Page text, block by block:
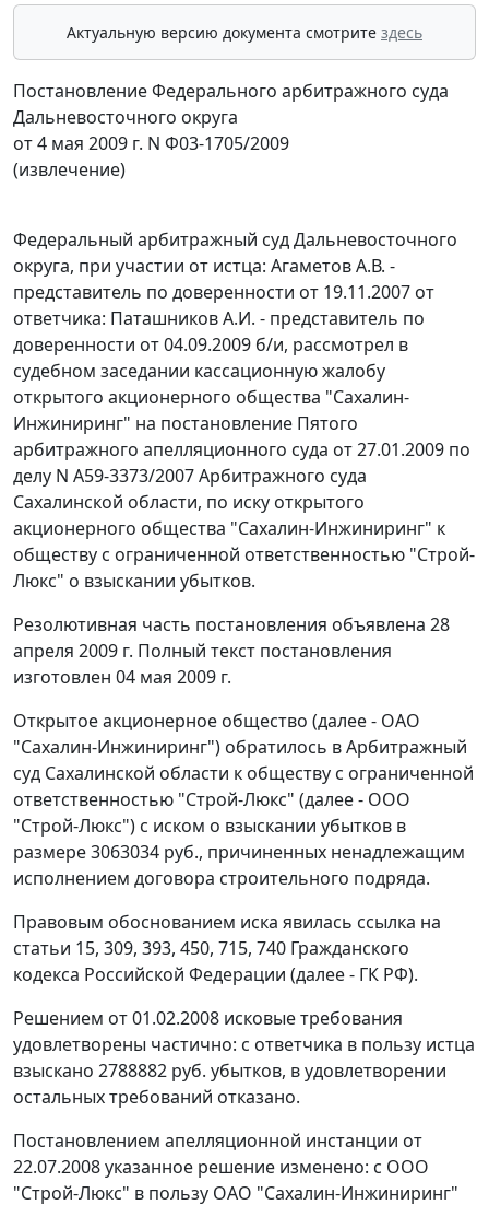
Актуальную версию документа смотрите здесь
Постановление Федерального арбитражного суда
Дальневосточного округа
от 4 мая 2009 г. N Ф03-1705/2009
(извлечение)
Федеральный арбитражный суд Дальневосточного
округа, при участии от истца: Агаметов А.В. -
представитель по доверенности от 19.11.2007 от
ответчика: Паташников А.И. - представитель по
доверенности от 04.09.2009 б/и, рассмотрел в
судебном заседании кассационную жалобу
открытого акционерного общества "Сахалин-
Инжиниринг" на постановление Пятого
арбитражного апелляционного суда от 27.01.2009 по
делу N А59-3373/2007 Арбитражного суда
Сахалинской области, по иску открытого
акционерного общества "Сахалин-Инжиниринг" к
обществу с ограниченной ответственностью "Строй-
Люкс" о взыскании убытков.
Резолютивная часть постановления объявлена 28
апреля 2009 г. Полный текст постановления
изготовлен 04 мая 2009 г.
Открытое акционерное общество (далее - ОАО
"Сахалин-Инжиниринг") обратилось в Арбитражный
суд Сахалинской области к обществу с ограниченной
ответственностью "Строй-Люкс" (далее - ООО
"Строй-Люкс") с иском о взыскании убытков в
размере 3063034 руб., причиненных ненадлежащим
исполнением договора строительного подряда.
Правовым обоснованием иска явилась ссылка на
статьи 15, 309, 393, 450, 715, 740 Гражданского
кодекса Российской Федерации (далее - ГК РФ).
Решением от 01.02.2008 исковые требования
удовлетворены частично: с ответчика в пользу истца
взыскано 2788882 руб. убытков, в удовлетворении
остальных требований отказано.
Постановлением апелляционной инстанции от
22.07.2008 указанное решение изменено: с ООО
"Строй-Люкс" в пользу ОАО "Сахалин-Инжиниринг"